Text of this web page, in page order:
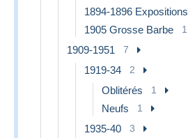
1894-1896 Expositions
1905 Grosse Barbe 1
1909-1951 7
1919-34 2
Oblitérés 1
Neufs 1
1935-40 3